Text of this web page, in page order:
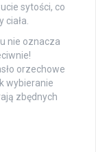
sytości, co
ciała.
nie oznacza
orzechowe
wybieranie
zbędnych